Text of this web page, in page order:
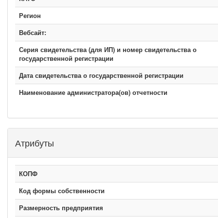
Регион
Вебсайт:
Серия свидетельства (для ИП) и номер свидетельства о
государственной регистрации
Дата свидетельства о государственной регистрации
Наименование администратора(ов) отчетности
Атрибуты
КОПФ
Код формы собственности
Размерность предприятия